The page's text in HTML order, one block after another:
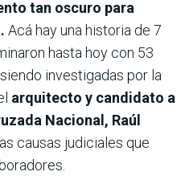
tan oscuro para
Acá hay una historia de 7
hasta hoy con 53
investigadas por la
arquitecto y candidato a
Nacional, Raúl
causas judiciales que